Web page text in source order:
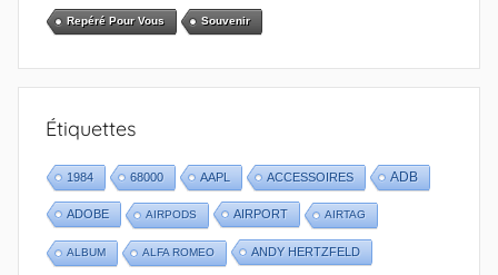
Repéré Pour Vous Souvenir
Étiquettes
1984 68000 AAPL ACCESSOIRES ADB
ADOBE AIRPODS AIRPORT AIRTAG
ALBUM ALFA ROMEO ANDY HERTZFELD